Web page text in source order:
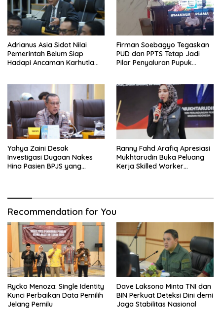
Adrianus Asia Sidot Nilai
Pemerintah Belum Siap
Hadapi Ancaman Karhutla
Firman Soebagyo Tegaskan
PUD dan PPTS Tetap Jadi
Pilar Penyaluran Pupuk
Yahya Zaini Desak
Investigasi Dugaan Nakes
Hina Pasien BPJS yang
Ranny Fahd Arafiq Apresiasi
Mukhtarudin Buka Peluang
Kerja Skilled Worker
Recommendation for You
Rycko Menoza: Single Identity
Kunci Perbaikan Data Pemilih
Jelang Pemilu
Dave Laksono Minta TNI dan
BIN Perkuat Deteksi Dini demi
Jaga Stabilitas Nasional